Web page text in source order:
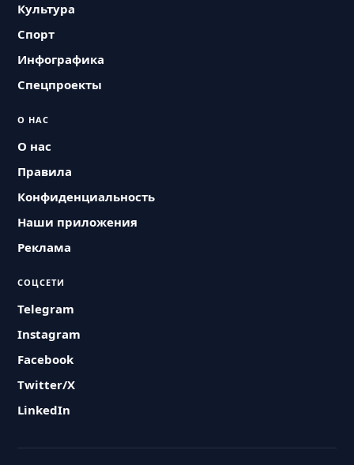
Культура
Спорт
Инфографика
Спецпроекты
О НАС
О нас
Правила
Конфиденциальность
Наши приложения
Реклама
СОЦСЕТИ
Telegram
Instagram
Facebook
Twitter/X
LinkedIn